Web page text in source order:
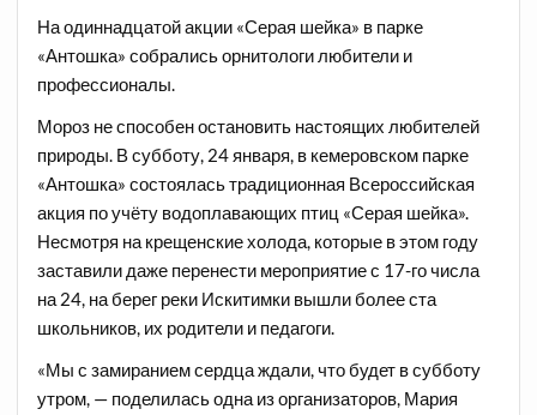
На одиннадцатой акции «Серая шейка» в парке
«Антошка» собрались орнитологи любители и
профессионалы.
Мороз не способен остановить настоящих любителей
природы. В субботу, 24 января, в кемеровском парке
«Антошка» состоялась традиционная Всероссийская
акция по учёту водоплавающих птиц «Серая шейка».
Несмотря на крещенские холода, которые в этом году
заставили даже перенести мероприятие с 17-го числа
на 24, на берег реки Искитимки вышли более ста
школьников, их родители и педагоги.
«Мы с замиранием сердца ждали, что будет в субботу
утром, — поделилась одна из организаторов, Мария